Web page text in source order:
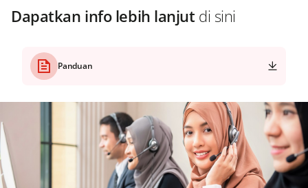
Dapatkan info lebih lanjut di sini
Panduan